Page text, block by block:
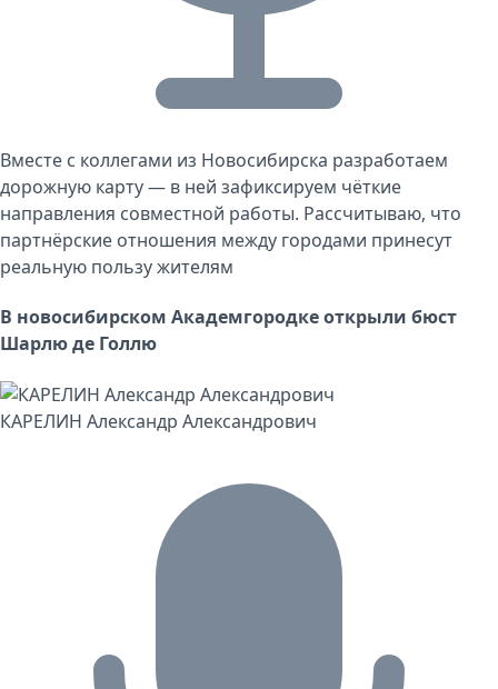
Вместе с коллегами из Новосибирска разработаем
дорожную карту — в ней зафиксируем чёткие
направления совместной работы. Рассчитываю, что
партнёрские отношения между городами принесут
реальную пользу жителям
В новосибирском Академгородке открыли бюст
Шарлю де Голлю
КАРЕЛИН Александр Александрович